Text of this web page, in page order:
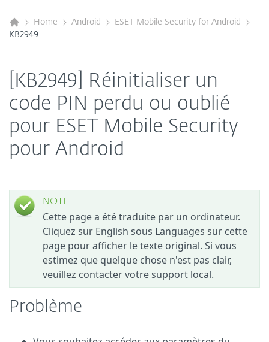
Home Android
ESET Mobile Security for Android
KB2949
[KB2949] Réinitialiser un
code PIN perdu ou oublié
pour ESET Mobile Security
pour Android
NOTE:
Cette page a été traduite par un ordinateur.
Cliquez sur English sous Languages sur cette
page pour afficher le texte original. Si vous
estimez que quelque chose n'est pas clair,
veuillez contacter votre support local.
Problème